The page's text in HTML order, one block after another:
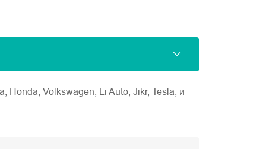
Honda, Volkswagen, Li Auto, Jikr, Tesla, и